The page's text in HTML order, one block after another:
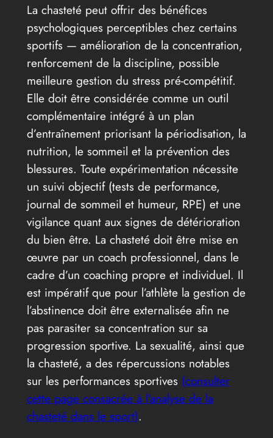
La chasteté peut offrir des bénéfices
psychologiques perceptibles chez certains
sportifs — amélioration de la concentration,
renforcement de la discipline, possible
meilleure gestion du stress pré-compétitif.
Elle doit être considérée comme un outil
complémentaire intégré à un plan
d’entraînement priorisant la périodisation, la
nutrition, le sommeil et la prévention des
blessures. Toute expérimentation nécessite
un suivi objectif (tests de performance,
journal de sommeil et humeur, RPE) et une
vigilance quant aux signes de détérioration
du bien être. La chasteté doit être mise en
œuvre par un coach professionnel, dans le
cadre d’un coaching propre et individuel. Il
est impératif que pour l’athlète la gestion de
l’abstinence doit être externalisée afin ne
pas parasiter sa concentration sur sa
progression sportive. La sexualité, ainsi que
la chasteté, a des répercussions notables
sur les performances sportives (consulter
cette page consacrée à l’analyse de la
chasteté dans le sport).